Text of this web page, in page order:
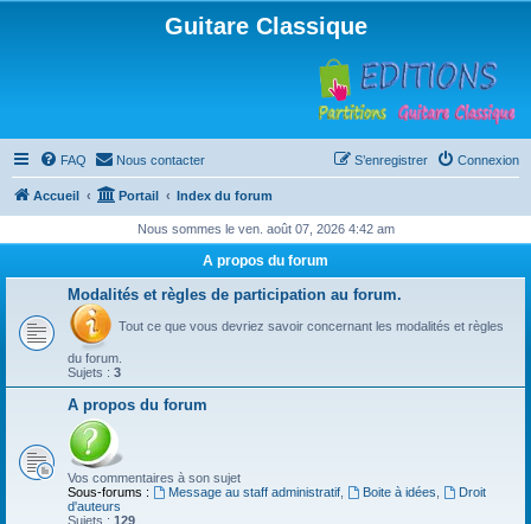
Guitare Classique
FAQ Nous contacter Connexion
S’enregistrer
Accueil Portail Index du forum
Nous sommes le ven. août 07, 2026 4:42 am
A propos du forum
Modalités et règles de participation au forum.
Tout ce que vous devriez savoir concernant les modalités et règles
du forum.
Sujets : 3
A propos du forum
Vos commentaires à son sujet
Sous-forums :
Message au staff administratif, Boite à idées
Droit
d'auteurs
Sujets : 129